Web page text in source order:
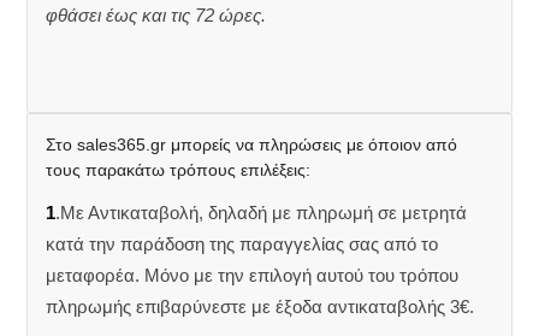
φθάσει έως και τις 72 ώρες.
Στο sales365.gr μπορείς να πληρώσεις με όποιον από
τους παρακάτω τρόπους επιλέξεις:
1.Με Αντικαταβολή, δηλαδή με πληρωμή σε μετρητά
κατά την παράδοση της παραγγελίας σας από το
μεταφορέα. Μόνο με την επιλογή αυτού του τρόπου
πληρωμής επιβαρύνεστε με έξοδα αντικαταβολής 3€.